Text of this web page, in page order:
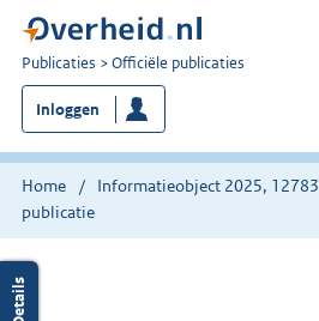
U
bent
nu
hier:
Publicaties Officiële publicaties
Inloggen
Home Informatieobject 2025, 12783
publicatie